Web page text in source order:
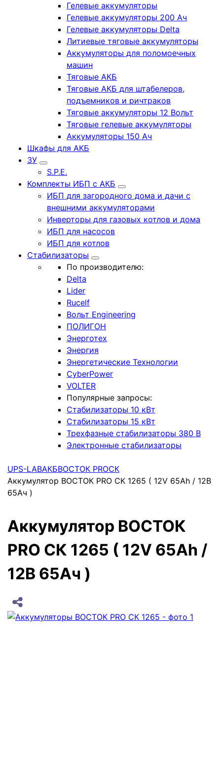
Гелевые аккумуляторы
Гелевые аккумуляторы 200 Ач
Гелевые аккумуляторы Delta
Литиевые тяговые аккумуляторы
Аккумуляторы для поломоечных
машин
Тяговые АКБ
Тяговые АКБ для штабелеров,
подъемников и ричтраков
Тяговые аккумуляторы 12 Вольт
Тяговые гелевые аккумуляторы
Аккумуляторы 150 Ач
Шкафы для АКБ
ЗУ
S.P.E.
Комплекты ИБП с АКБ
ИБП для загородного дома и дачи с
внешними аккумуляторами
Инверторы для газовых котлов и дома
ИБП для насосов
ИБП для котлов
Стабилизаторы
По производителю:
Delta
Lider
Rucelf
Вольт Engineering
ПОЛИГОН
Энерготех
Энергия
Энергетические Технологии
CyberPower
VOLTER
Популярные запросы:
Стабилизаторы 10 кВт
Стабилизаторы 15 кВт
Трехфазные стабилизаторы 380 В
Электронные стабилизаторы
UPS-LABАКБВОСТОК PROСК
Аккумулятор ВОСТОК PRO СК 1265 ( 12V 65Ah / 12В
65Ач )
Аккумулятор ВОСТОК
PRO СК 1265 ( 12V 65Ah /
12В 65Ач )